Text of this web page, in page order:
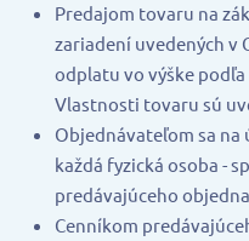
Predajom tovaru na
zariadení uvedených v
odplatu vo výške
Vlastnosti tovaru sú
Objednávateľom sa
každá fyzická osoba -
predávajúceho
Cenníkom